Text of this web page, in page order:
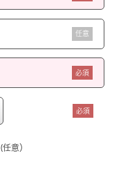
任意
必須
必須
意）